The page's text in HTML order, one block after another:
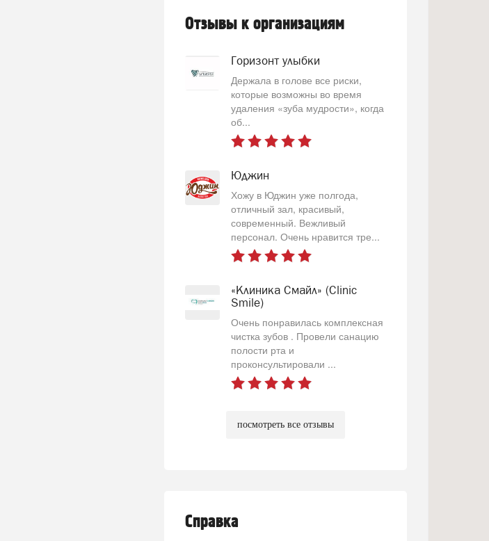
Отзывы к организациям
Горизонт улыбки
Держала в голове все риски,
которые возможны во время
удаления «зуба мудрости», когда
об...
Юджин
Хожу в Юджин уже полгода,
отличный зал, красивый,
современный. Вежливый
персонал. Очень нравится тре...
«Клиника Смайл» (Clinic
Smile)
Очень понравилась комплексная
чистка зубов . Провели санацию
полости рта и
проконсультировали ...
посмотреть все отзывы
Справка